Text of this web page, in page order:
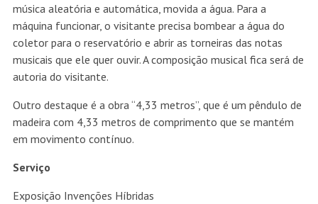
música aleatória e automática, movida a água. Para a
máquina funcionar, o visitante precisa bombear a água do
coletor para o reservatório e abrir as torneiras das notas
musicais que ele quer ouvir. A composição musical fica será de
autoria do visitante.
Outro destaque é a obra “4,33 metros”, que é um pêndulo de
madeira com 4,33 metros de comprimento que se mantém
em movimento contínuo.
Serviço
Exposição Invenções Híbridas